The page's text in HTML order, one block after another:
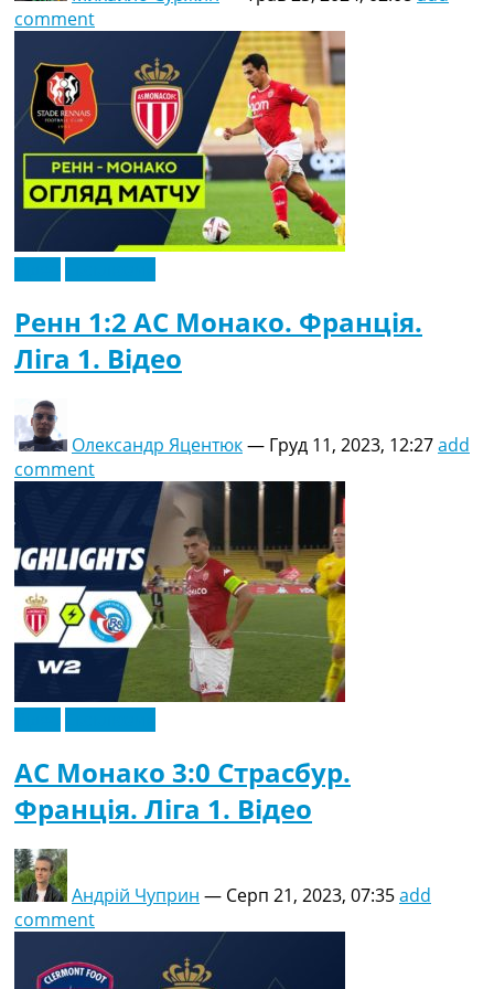
comment
Ренн 1:2 АС Монако. Франція.
Ліга 1. Відео
Олександр Яцентюк— Груд 11, 2023, 12:27add
comment
АС Монако 3:0 Страсбур.
Франція. Ліга 1. Відео
Андрій Чуприн — Серп 21, 2023, 07:35add
comment